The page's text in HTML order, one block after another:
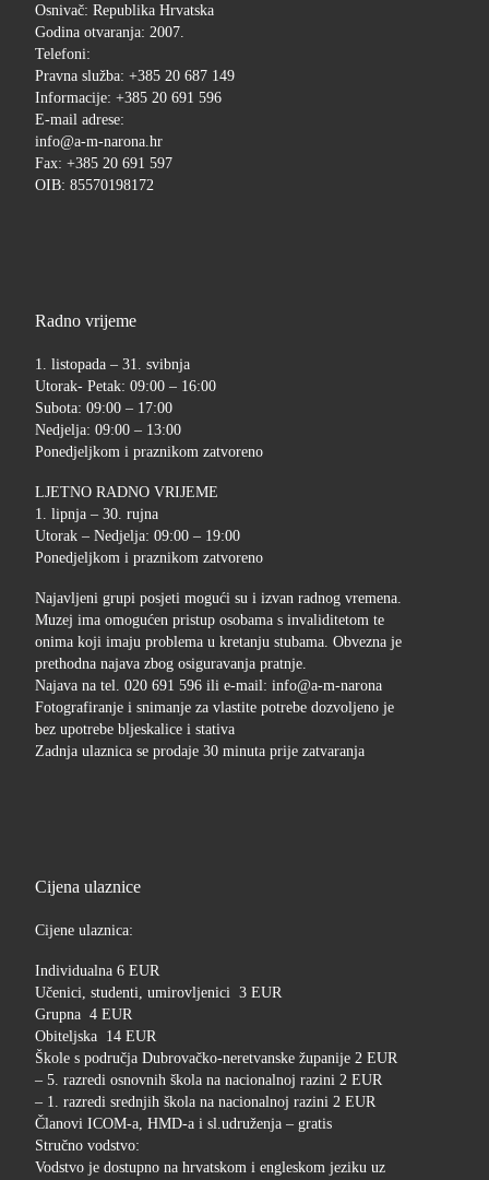
Osnivač: Republika Hrvatska
Godina otvaranja: 2007.
Telefoni:
Pravna služba: +385 20 687 149
Informacije: +385 20 691 596
E-mail adrese:
info@a-m-narona.hr
Fax: +385 20 691 597
OIB: 85570198172
Radno vrijeme
1. listopada – 31. svibnja
Utorak- Petak: 09:00 – 16:00
Subota: 09:00 – 17:00
Nedjelja: 09:00 – 13:00
Ponedjeljkom i praznikom zatvoreno
LJETNO RADNO VRIJEME
1. lipnja – 30. rujna
Utorak – Nedjelja: 09:00 – 19:00
Ponedjeljkom i praznikom zatvoreno
Najavljeni grupi posjeti mogući su i izvan radnog vremena.
Muzej ima omogućen pristup osobama s invaliditetom te
onima koji imaju problema u kretanju stubama. Obvezna je
prethodna najava zbog osiguravanja pratnje.
Najava na tel. 020 691 596 ili e-mail: info@a-m-narona
Fotografiranje i snimanje za vlastite potrebe dozvoljeno je
bez upotrebe bljeskalice i stativa
Zadnja ulaznica se prodaje 30 minuta prije zatvaranja
Cijena ulaznice
Cijene ulaznica:
Individualna 6 EUR
Učenici, studenti, umirovljenici 3 EUR
Grupna 4 EUR
Obiteljska 14 EUR
Škole s područja Dubrovačko-neretvanske županije 2 EUR
– 5. razredi osnovnih škola na nacionalnoj razini 2 EUR
– 1. razredi srednjih škola na nacionalnoj razini 2 EUR
Članovi ICOM-a, HMD-a i sl.udruženja – gratis
Stručno vodstvo:
Vodstvo je dostupno na hrvatskom i engleskom jeziku uz